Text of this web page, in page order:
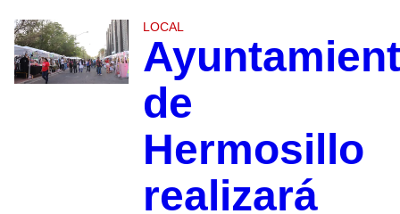
LOCAL
de
Hermosillo
realizará